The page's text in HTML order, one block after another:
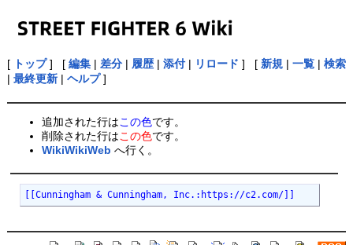
[ トップ] [ 編集| 差分| 履歴| 添付| リロード ] [ 新規| 一覧| 検索
| 最終更新| ヘルプ]
追加された行はこの色です。
削除された行はこの色です。
WikiWikiWeb へ行く。
[[Cunningham & Cunningham, Inc.:https://c2.com/]]